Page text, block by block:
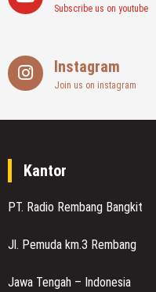
Subscribe us on youtube
Instagram
Join us on instagram
Kantor
PT. Radio Rembang Bangkit
Jl. Pemuda km.3 Rembang
Jawa Tengah – Indonesia